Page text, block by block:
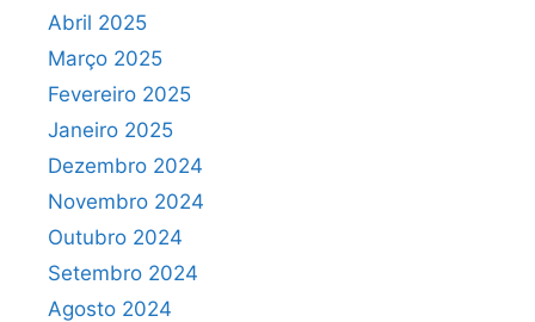
Abril 2025
Março 2025
Fevereiro 2025
Janeiro 2025
Dezembro 2024
Novembro 2024
Outubro 2024
Setembro 2024
Agosto 2024